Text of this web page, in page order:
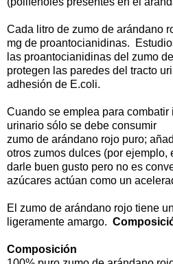
Cada litro de zumo de arándano
mg de proantocianidinas.
las proantocianidinas del zumo
protegen las paredes del tracto
adhesión de E.coli.
Cuando se emplea para combatir
urinario sólo se debe consumir
zumo de arándano rojo puro;
otros zumos dulces (por ejemplo,
darle buen gusto pero no es
azúcares actúan como un
El zumo de arándano rojo tiene
ligeramente amargo.
Composición